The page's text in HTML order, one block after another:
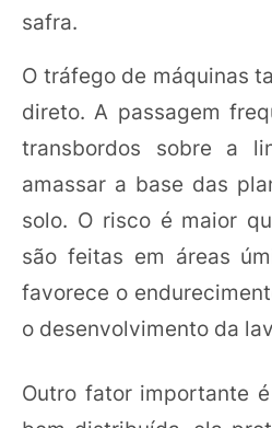
safra.
O tráfego de máquinas
direto. A passagem
transbordos sobre a
amassar a base das
solo. O risco é maior
são feitas em áreas
favorece o
o desenvolvimento da
Outro fator importante